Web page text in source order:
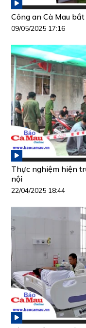
Công an Cà Mau
09/05/2025 17:16
Thực nghiệm hiện
nội
22/04/2025 18:44